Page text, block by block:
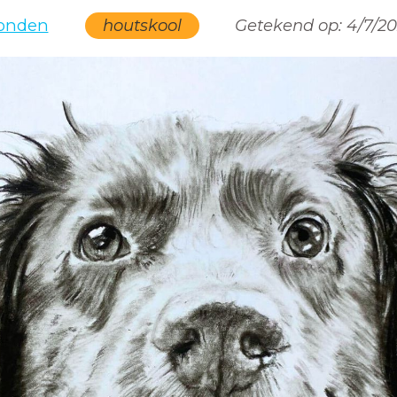
houtskool Getekend op: 4/7/